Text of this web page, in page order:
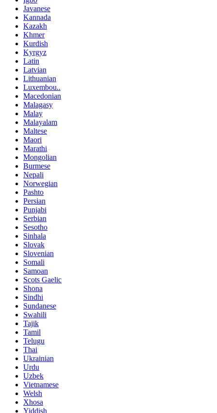
Javanese
Kannada
Kazakh
Khmer
Kurdish
Kyrgyz
Latin
Latvian
Lithuanian
Luxembou..
Macedonian
Malagasy
Malay
Malayalam
Maltese
Maori
Marathi
Mongolian
Burmese
Nepali
Norwegian
Pashto
Persian
Punjabi
Serbian
Sesotho
Sinhala
Slovak
Slovenian
Somali
Samoan
Scots Gaelic
Shona
Sindhi
Sundanese
Swahili
Tajik
Tamil
Telugu
Thai
Ukrainian
Urdu
Uzbek
Vietnamese
Welsh
Xhosa
Yiddish